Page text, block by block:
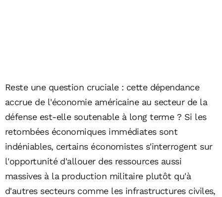
Reste une question cruciale : cette dépendance
accrue de l'économie américaine au secteur de la
défense est-elle soutenable à long terme ? Si les
retombées économiques immédiates sont
indéniables, certains économistes s'interrogent sur
l'opportunité d'allouer des ressources aussi
massives à la production militaire plutôt qu'à
d'autres secteurs comme les infrastructures civiles,